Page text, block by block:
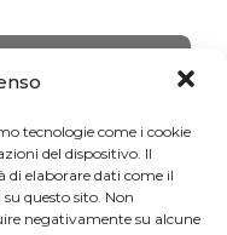
tecnologie come i cookie
del dispositivo. Il
di elaborare dati come il
questo sito. Non
negativamente su alcune
RETE